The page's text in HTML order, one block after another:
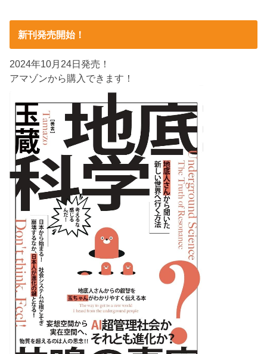
新刊発売開始！
2024年10月24日発売！
アマゾンから購入できます！